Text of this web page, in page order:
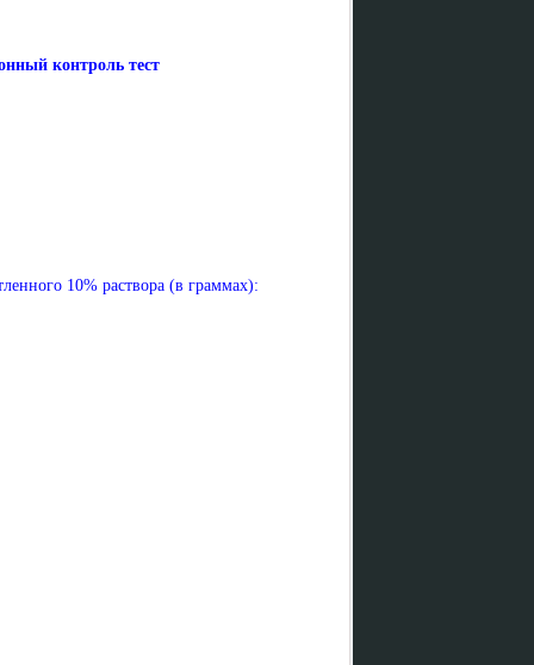
контроль тест
10% раствора (в граммах):